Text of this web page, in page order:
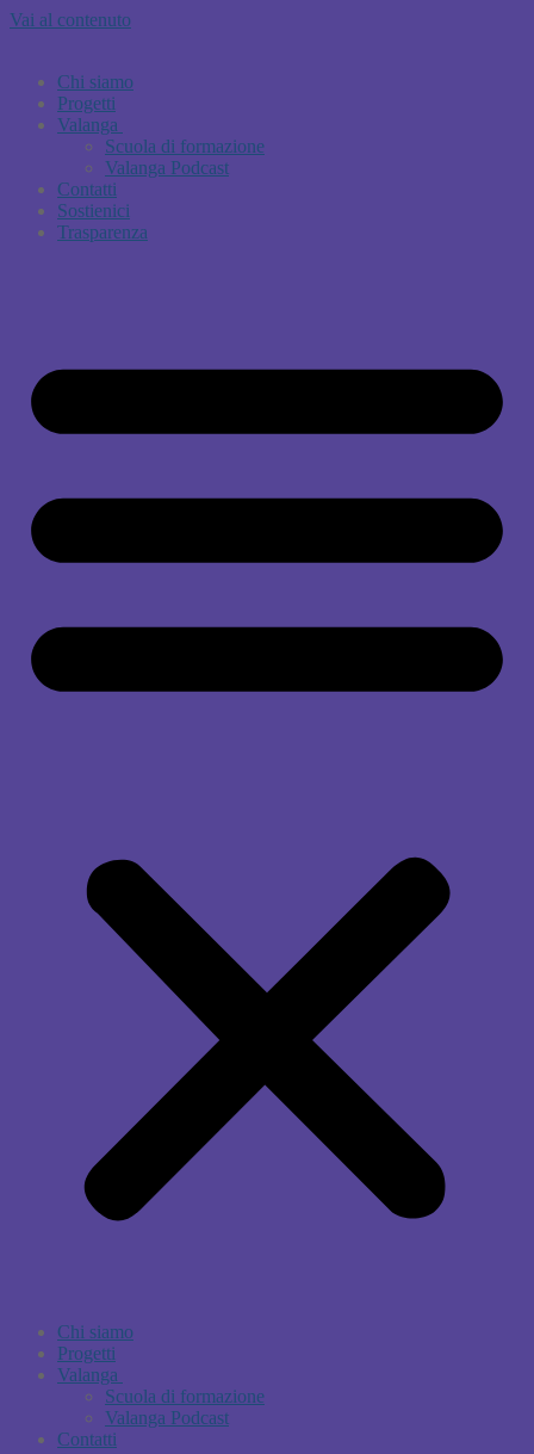
Vai al contenuto
Chi siamo
Progetti
Valanga
Scuola di formazione
Valanga Podcast
Contatti
Sostienici
Trasparenza
Chi siamo
Progetti
Valanga
Scuola di formazione
Valanga Podcast
Contatti